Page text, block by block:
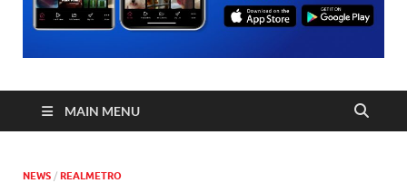
MAIN MENU
NEWS / REALMETRO